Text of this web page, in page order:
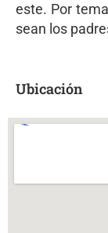
este. Por
sean los
Ubicación